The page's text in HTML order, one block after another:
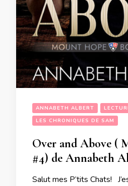
ANNABETH ALBERT
LES CHRONIQUES DE SAM
Over and Above (
#4) de Annabeth
Salut mes P’tits Chats!